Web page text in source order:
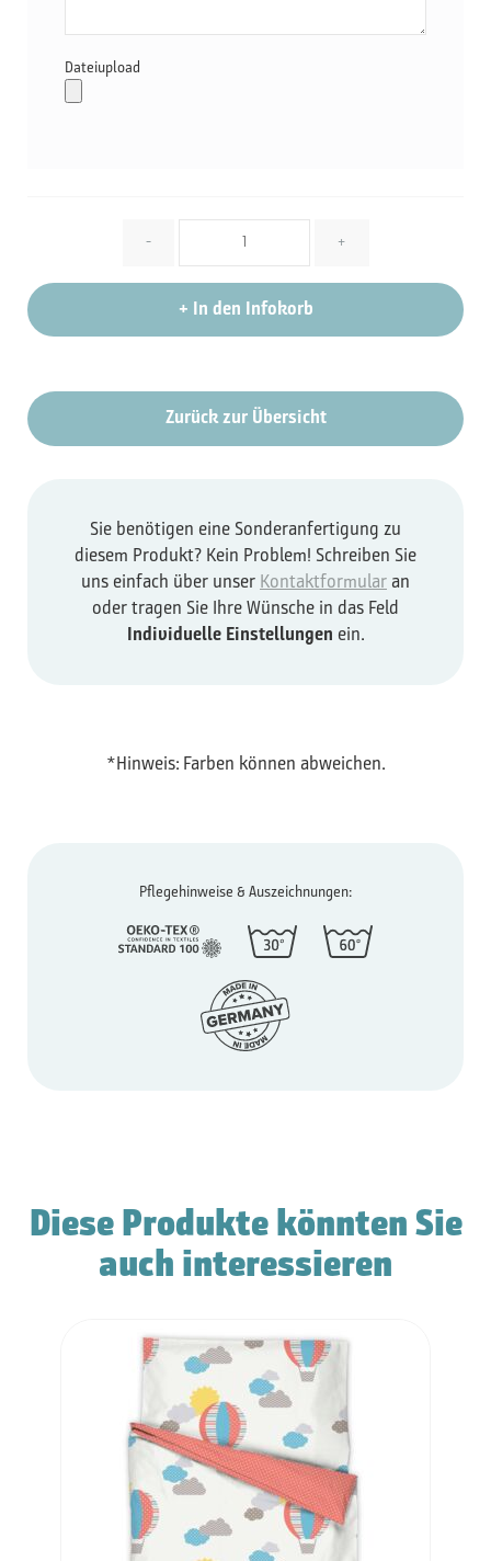
Dateiupload
- +
+ In den Infokorb
Zurück zur Übersicht
Sie benötigen eine Sonderanfertigung zu
diesem Produkt? Kein Problem! Schreiben Sie
uns einfach über unser Kontaktformular an
oder tragen Sie Ihre Wünsche in das Feld
Individuelle Einstellungen ein.
*Hinweis: Farben können abweichen.
Pflegehinweise & Auszeichnungen:
Diese Produkte könnten Sie
auch interessieren